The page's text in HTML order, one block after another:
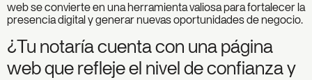
web se convierte en una herramienta valiosa para fortalecer la
presencia digital y generar nuevas oportunidades de negocio.
¿Tu notaría cuenta con una página
web que refleje el nivel de confianza y